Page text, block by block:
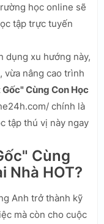
học online sẽ
tập trực tuyến
dụng xu hướng này,
vừa nâng cao trình
Cùng Con Học
chính là
tập thú vị này ngay
Cùng
Nhà HOT?
Anh trở thành kỹ
mà còn cho cuộc